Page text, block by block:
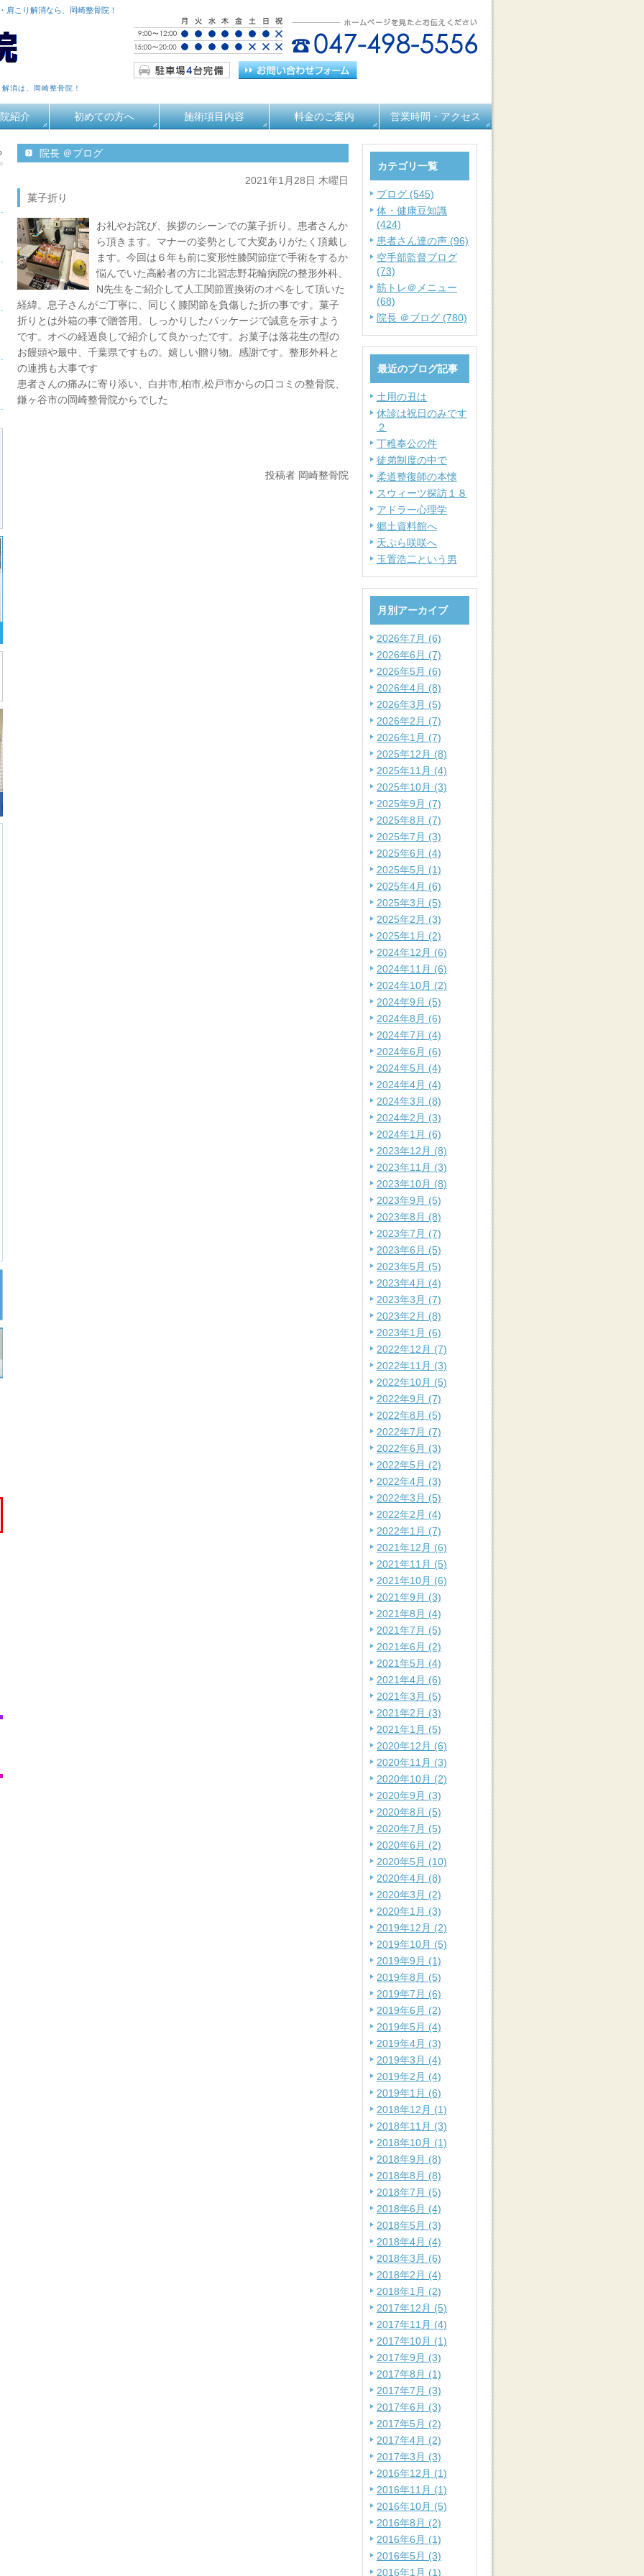
肩こり解消なら、岡崎整骨院！
消は、岡崎整骨院！
紹介 初めての方へ 施術項目内容 料金のご案内 営業時間・アクセス
院長 ＠ブログ
2021年1月28日 木曜日
菓子折り
お礼やお詫び、挨拶のシーンでの菓子折り。患者さんか
ら頂きます。マナーの姿勢として大変ありがたく頂戴し
ます。今回は６年も前に変形性膝関節症で手術をするか
悩んでいた高齢者の方に北習志野花輪病院の整形外科、
N先生をご紹介して人工関節置換術のオペをして頂いた
経緯。息子さんがご丁寧に、同じく膝関節を負傷した折の事です。菓子
折りとは外箱の事で贈答用。しっかりしたパッケージで誠意を示すよう
です。オペの経過良しで紹介して良かったです。お菓子は落花生の型の
お饅頭や最中、千葉県ですもの。嬉しい贈り物。感謝です。整形外科と
の連携も大事です
患者さんの痛みに寄り添い、白井市,柏市,松戸市からの口コミの整骨院、
鎌ヶ谷市の岡崎整骨院からでした
投稿者 岡崎整骨院
カテゴリ一覧
ブログ (545)
体・健康豆知識
(424)
患者さん達の声 (96)
空手部監督ブログ
(73)
筋トレ＠メニュー
(68)
院長 ＠ブログ (780)
最近のブログ記事
土用の丑は
休診は祝日のみです
２
丁稚奉公の件
徒弟制度の中で
柔道整復師の本懐
スウィーツ探訪１８
アドラー心理学
郷土資料館へ
天ぷら咲咲へ
玉置浩二という男
月別アーカイブ
2026年7月 (6)
2026年6月 (7)
2026年5月 (6)
2026年4月 (8)
2026年3月 (5)
2026年2月 (7)
2026年1月 (7)
2025年12月 (8)
2025年11月 (4)
2025年10月 (3)
2025年9月 (7)
2025年8月 (7)
2025年7月 (3)
2025年6月 (4)
2025年5月 (1)
2025年4月 (6)
2025年3月 (5)
2025年2月 (3)
2025年1月 (2)
2024年12月 (6)
2024年11月 (6)
2024年10月 (2)
2024年9月 (5)
2024年8月 (6)
2024年7月 (4)
2024年6月 (6)
2024年5月 (4)
2024年4月 (4)
2024年3月 (8)
2024年2月 (3)
2024年1月 (6)
2023年12月 (8)
2023年11月 (3)
2023年10月 (8)
2023年9月 (5)
2023年8月 (8)
2023年7月 (7)
2023年6月 (5)
2023年5月 (5)
2023年4月 (4)
2023年3月 (7)
2023年2月 (8)
2023年1月 (6)
2022年12月 (7)
2022年11月 (3)
2022年10月 (5)
2022年9月 (7)
2022年8月 (5)
2022年7月 (7)
2022年6月 (3)
2022年5月 (2)
2022年4月 (3)
2022年3月 (5)
2022年2月 (4)
2022年1月 (7)
2021年12月 (6)
2021年11月 (5)
2021年10月 (6)
2021年9月 (3)
2021年8月 (4)
2021年7月 (5)
2021年6月 (2)
2021年5月 (4)
2021年4月 (6)
2021年3月 (5)
2021年2月 (3)
2021年1月 (5)
2020年12月 (6)
2020年11月 (3)
2020年10月 (2)
2020年9月 (3)
2020年8月 (5)
2020年7月 (5)
2020年6月 (2)
2020年5月 (10)
2020年4月 (8)
2020年3月 (2)
2020年1月 (3)
2019年12月 (2)
2019年10月 (5)
2019年9月 (1)
2019年8月 (5)
2019年7月 (6)
2019年6月 (2)
2019年5月 (4)
2019年4月 (3)
2019年3月 (4)
2019年2月 (4)
2019年1月 (6)
2018年12月 (1)
2018年11月 (3)
2018年10月 (1)
2018年9月 (8)
2018年8月 (8)
2018年7月 (5)
2018年6月 (4)
2018年5月 (3)
2018年4月 (4)
2018年3月 (6)
2018年2月 (4)
2018年1月 (2)
2017年12月 (5)
2017年11月 (4)
2017年10月 (1)
2017年9月 (3)
2017年8月 (1)
2017年7月 (3)
2017年6月 (3)
2017年5月 (2)
2017年4月 (2)
2017年3月 (3)
2016年12月 (1)
2016年11月 (1)
2016年10月 (5)
2016年8月 (2)
2016年6月 (1)
2016年5月 (3)
2016年1月 (1)